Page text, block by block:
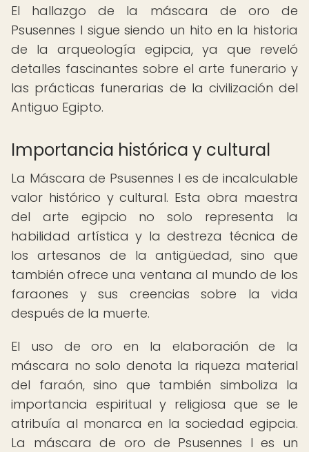
El hallazgo de la máscara de oro de
Psusennes I sigue siendo un hito en la historia
de la arqueología egipcia, ya que reveló
detalles fascinantes sobre el arte funerario y
las prácticas funerarias de la civilización del
Antiguo Egipto.
Importancia histórica y cultural
La Máscara de Psusennes I es de incalculable
valor histórico y cultural. Esta obra maestra
del arte egipcio no solo representa la
habilidad artística y la destreza técnica de
los artesanos de la antigüedad, sino que
también ofrece una ventana al mundo de los
faraones y sus creencias sobre la vida
después de la muerte.
El uso de oro en la elaboración de la
máscara no solo denota la riqueza material
del faraón, sino que también simboliza la
importancia espiritual y religiosa que se le
atribuía al monarca en la sociedad egipcia.
La máscara de oro de Psusennes I es un